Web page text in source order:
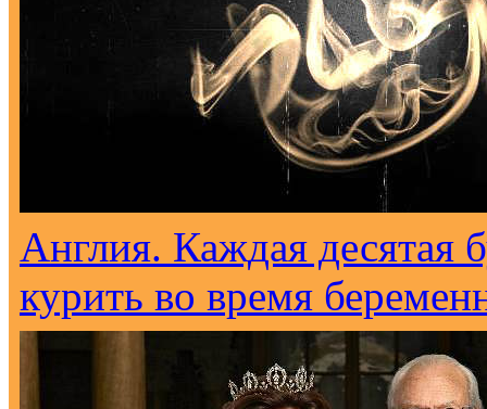
Англия. Каждая десятая
курить во время